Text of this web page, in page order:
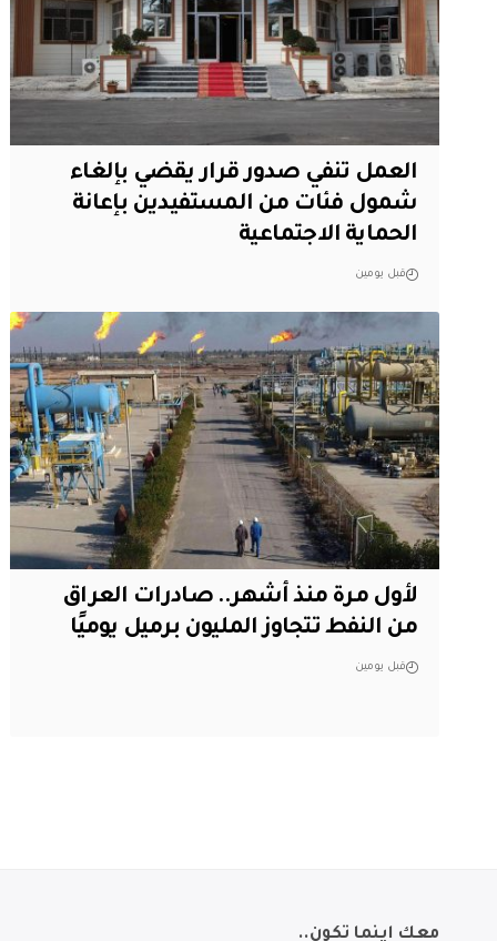
العمل تنفي صدور قرار يقضي بإلغاء
شمول فئات من المستفيدين بإعانة
الحماية الاجتماعية
قبل يومين
لأول مرة منذ أشهر.. صادرات العراق
من النفط تتجاوز المليون برميل يوميًا
قبل يومين
معك اينما تكون..